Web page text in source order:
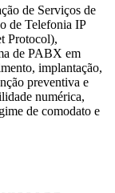
de Serviços de
de Telefonia IP
Protocol),
de PABX em
implantação,
preventiva e
numérica,
de comodato e